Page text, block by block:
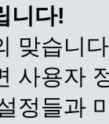
니다!
맞습니
사용자
정들과